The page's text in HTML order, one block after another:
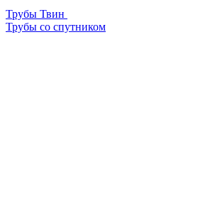
Трубы Твин
Трубы со спутником